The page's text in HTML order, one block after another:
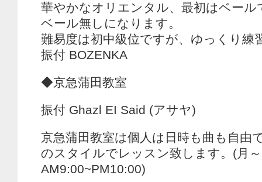
華やかなオリエンタル、最初はベール
ベール無しになります。
難易度は初中級位ですが、ゆっくり練
振付 BOZENKA
◆京急蒲田教室
振付 Ghazl EI Said (アサヤ)
京急蒲田教室は個人は日時も曲も自由
のスタイルでレッスン致します。(月
AM9:00~PM10:00)